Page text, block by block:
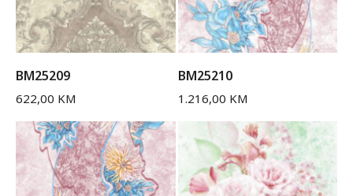
BM25209
622,00 KM
BM25210
1.216,00 KM